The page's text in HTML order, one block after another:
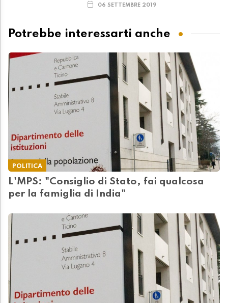
06 SETTEMBRE 2019
Potrebbe interessarti anche
POLITICA
L'MPS: "Consiglio di Stato, fai qualcosa
per la famiglia di India"